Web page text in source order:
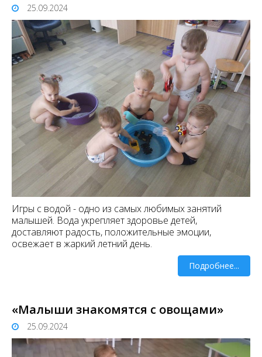
25.09.2024
Игры с водой - одно из самых любимых занятий
малышей. Вода укрепляет здоровье детей,
доставляют радость, положительные эмоции,
освежает в жаркий летний день.
Подробнее...
«Малыши знакомятся с овощами»
25.09.2024